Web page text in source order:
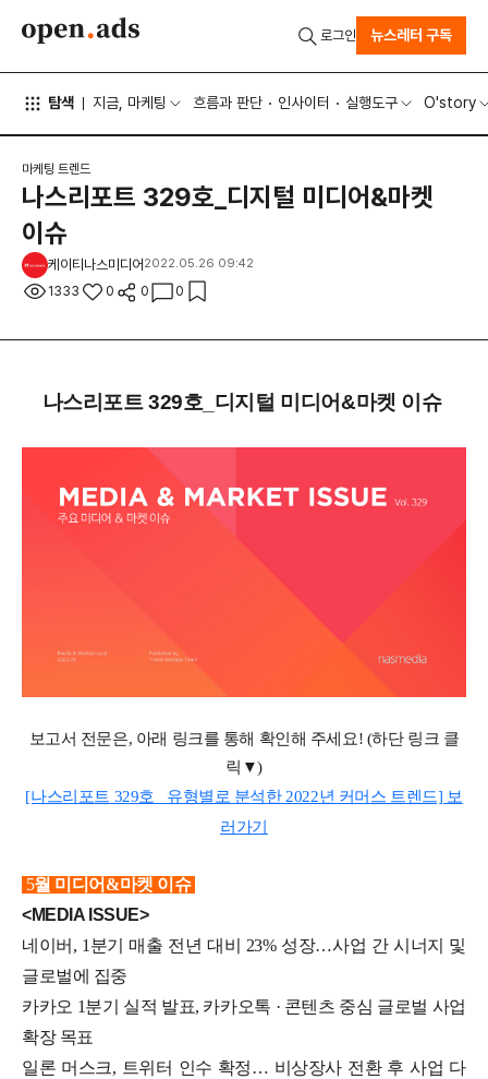
탐색 지금, 마케팅 흐름과 판단 인사이터 실행도구 O'story
로그인 뉴스레터 구독
마케팅 트렌드
나스리포트 329호_디지털 미디어&마켓
이슈
케이티나스미디어 2022.05.26 09:42
1333 0 0 0
나스리포트 329호_디지털 미디어&마켓 이슈
보고서 전문은, 아래 링크를 통해 확인해 주세요! (하단 링크 클
릭▼)
[나스리포트 329호_ 유형별로 분석한 2022년 커머스 트렌드] 보
러가기
5월 미디어&마켓 이슈
<MEDIA ISSUE>
네이버, 1분기 매출 전년 대비 23% 성장…사업 간 시너지 및
글로벌에 집중
카카오 1분기 실적 발표, 카카오톡 · 콘텐츠 중심 글로벌 사업
확장 목표
일론 머스크, 트위터 인수 확정… 비상장사 전환 후 사업 다